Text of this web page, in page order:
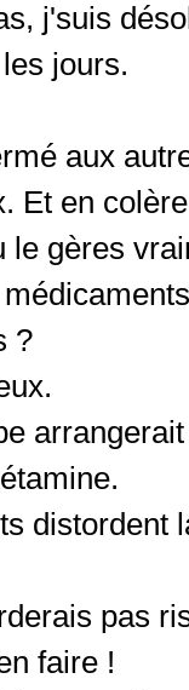
j'suis
jours.
aux
Et en
le gères
?
distordent
pas
faire !